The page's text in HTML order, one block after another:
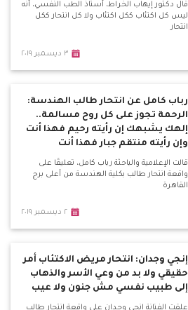
قال دكتور إيهاب الخراط، أستاذ الطب النفسي، أنه
ليس كل اكتئاب ككل اكتئاب ولا كل انتحار ككل
انتحار
٣ ديسمبر ٢٠١٩
رباب كامل عن انتحار طالب الهندسة:
الرحمة تجوز على كل روح مسالمة..
إلهك يشبهك إن رأيته رحيم فهذا أنت
وإن رأيته منتقم جبار فهذا أنت
قالت الإعلامية والباحثة رباب كامل، تعليقًا على
واقعة انتحار طالب بكلية الهندسة من أعلى برج
القاهرة
٢ ديسمبر ٢٠١٩
إنجي وجدان: انتحار مريض الاكتئاب أمر
حقيقي ولا بد من وعي الأسر والذهاب
إلى طبيب نفسي مش جنون ولا عيب
علقت الفنانة إنجي وجدان على واقعة انتحار طالب